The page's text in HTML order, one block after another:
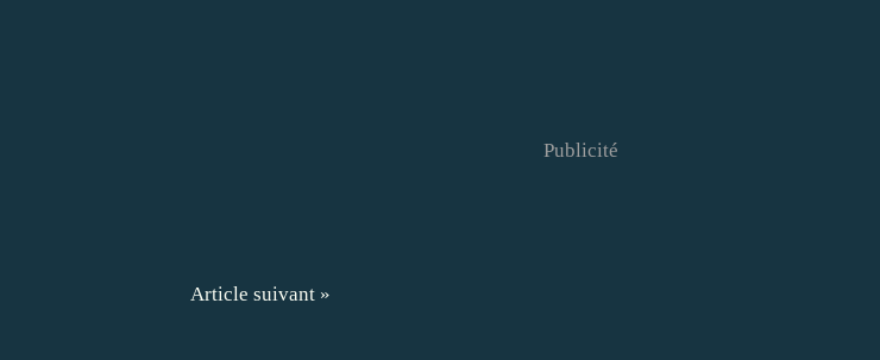
Article suivant »
Publicité